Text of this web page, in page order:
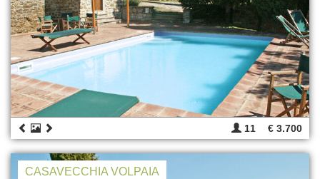
11 € 3.700
CASAVECCHIA VOLPAIA